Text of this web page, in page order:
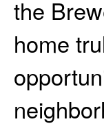
the
home